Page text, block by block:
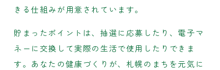
きる仕組みが用意されています。
貯まったポイントは、抽選に応募したり、電子マ
ネーに交換して実際の生活で使用したりできま
す。あなたの健康づくりが、札幌のまちを元気に